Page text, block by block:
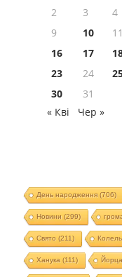
2
3 4
9
10 11
16
17
23
24
30
31
« Кві
Чер »
День народження(706)
Новини (299)
Свято (211)
Ханука (111)